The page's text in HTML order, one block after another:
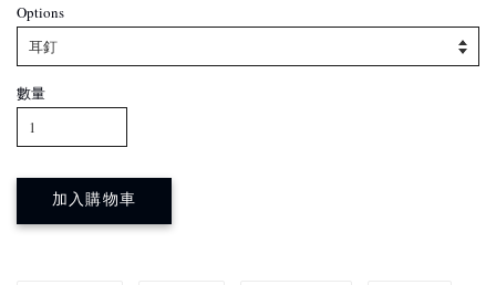
Options
數量
加入購物車